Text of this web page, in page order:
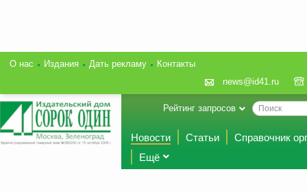
О нас Издания Дать рекламу
Контакты
news@id41.ru
Рейтинг запросов
Новости Статьи
Справочник
Ещё